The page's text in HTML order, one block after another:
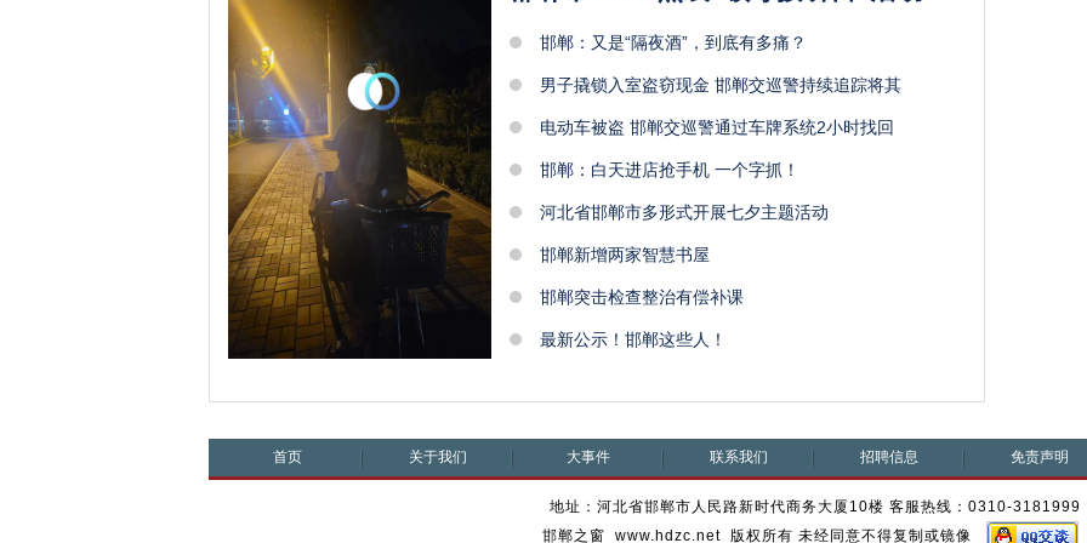
邯郸：又是“隔夜酒”，到底有多痛？
男子撬锁入室盗窃现金 邯郸交巡警持续追踪将其
电动车被盗 邯郸交巡警通过车牌系统2小时找回
邯郸：白天进店抢手机 一个字抓！
河北省邯郸市多形式开展七夕主题活动
邯郸新增两家智慧书屋
邯郸突击检查整治有偿补课
最新公示！邯郸这些人！
首页 关于我们 大事件 联系我们 招聘信息 免责声明
地址：河北省邯郸市人民路新时代商务大厦10楼 客服热线：0310-3181999
邯郸之窗 www.hdzc.net 版权所有 未经同意不得复制或镜像